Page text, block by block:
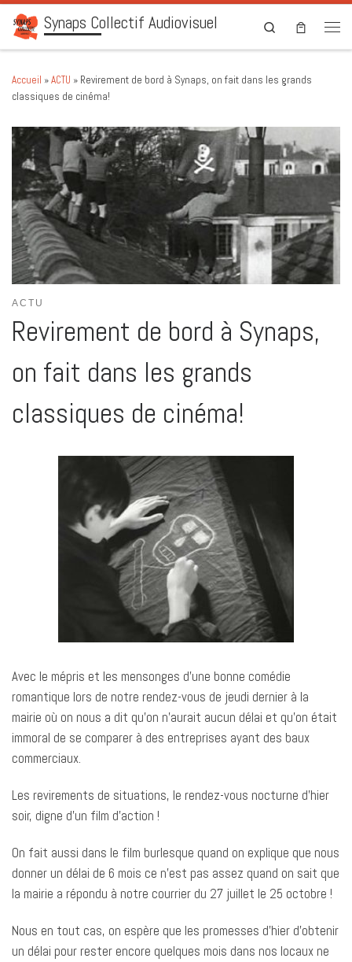
Skip to content
Synaps Collectif Audiovisuel
Search
Accueil »ACTU » Revirement de bord à Synaps, on fait dans les grands
classiques de cinéma!
ACTU
Revirement de bord à Synaps,
on fait dans les grands
classiques de cinéma!
Avec le mépris et les mensonges d’une bonne comédie
romantique lors de notre rendez-vous de jeudi dernier à la
mairie où on nous a dit qu’on n’aurait aucun délai et qu’on était
immoral de se comparer à des entreprises ayant des baux
commerciaux.
Les revirements de situations, le rendez-vous nocturne d’hier
soir, digne d’un film d’action !
On fait aussi dans le film burlesque quand on explique que nous
donner un délai de 6 mois ce n’est pas assez quand on sait que
la mairie a répondu à notre courrier du 27 juillet le 25 octobre !
Nous en tout cas, on espère que les promesses d’hier d’obtenir
un délai pour rester encore quelques mois dans nos locaux ne